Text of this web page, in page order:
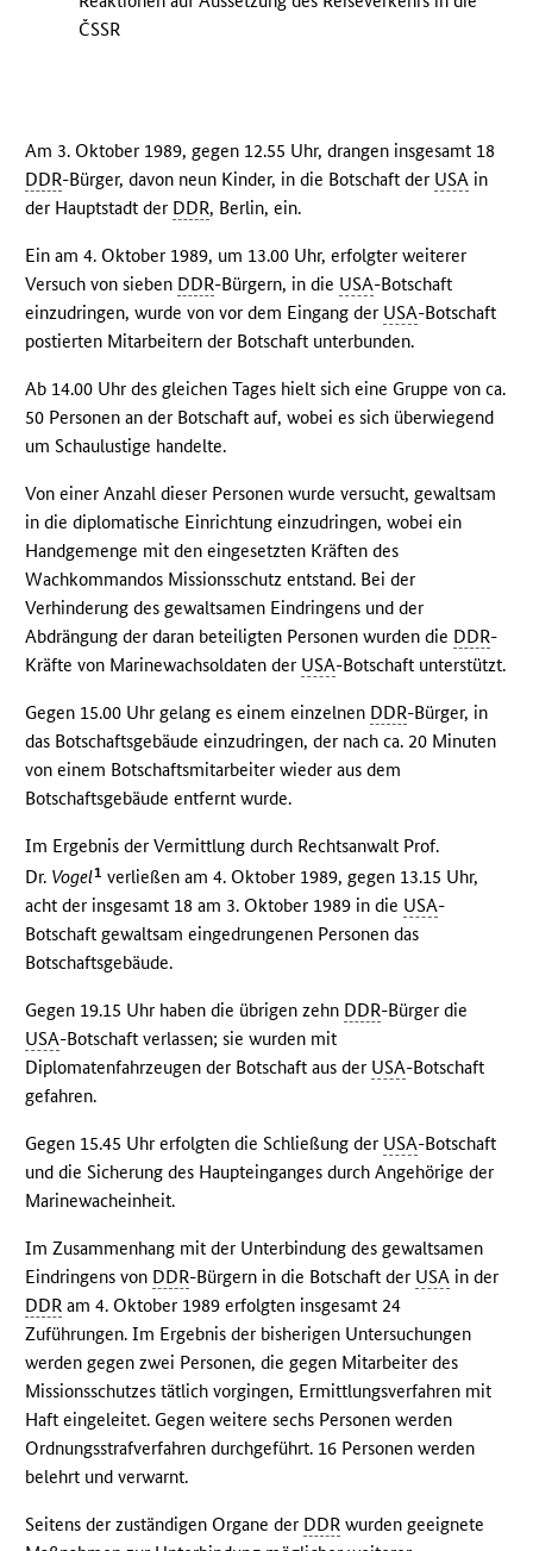
ČSSR
Am 3. Oktober 1989, gegen 12.55 Uhr, drangen insgesamt 18
DDR-Bürger, davon neun Kinder, in die Botschaft der USA in
der Hauptstadt der DDR, Berlin, ein.
Ein am 4. Oktober 1989, um 13.00 Uhr, erfolgter weiterer
Versuch von sieben DDR-Bürgern, in die USA-Botschaft
einzudringen, wurde von vor dem Eingang der USA-Botschaft
postierten Mitarbeitern der Botschaft unterbunden.
Ab 14.00 Uhr des gleichen Tages hielt sich eine Gruppe von ca.
50 Personen an der Botschaft auf, wobei es sich überwiegend
um Schaulustige handelte.
Von einer Anzahl dieser Personen wurde versucht, gewaltsam
in die diplomatische Einrichtung einzudringen, wobei ein
Handgemenge mit den eingesetzten Kräften des
Wachkommandos Missionsschutz entstand. Bei der
Verhinderung des gewaltsamen Eindringens und der
Abdrängung der daran beteiligten Personen wurden die DDR-
Kräfte von Marinewachsoldaten der USA-Botschaft unterstützt.
Gegen 15.00 Uhr gelang es einem einzelnen DDR-Bürger, in
das Botschaftsgebäude einzudringen, der nach ca. 20 Minuten
von einem Botschaftsmitarbeiter wieder aus dem
Botschaftsgebäude entfernt wurde.
Im Ergebnis der Vermittlung durch Rechtsanwalt Prof.
Dr. Vogel1 verließen am 4. Oktober 1989, gegen 13.15 Uhr,
acht der insgesamt 18 am 3. Oktober 1989 in die USA-
Botschaft gewaltsam eingedrungenen Personen das
Botschaftsgebäude.
Gegen 19.15 Uhr haben die übrigen zehn DDR-Bürger die
USA-Botschaft verlassen; sie wurden mit
Diplomatenfahrzeugen der Botschaft aus der USA-Botschaft
gefahren.
Gegen 15.45 Uhr erfolgten die Schließung der USA-Botschaft
und die Sicherung des Haupteinganges durch Angehörige der
Marinewacheinheit.
Im Zusammenhang mit der Unterbindung des gewaltsamen
Eindringens von DDR-Bürgern in die Botschaft der USA in der
DDR am 4. Oktober 1989 erfolgten insgesamt 24
Zuführungen. Im Ergebnis der bisherigen Untersuchungen
werden gegen zwei Personen, die gegen Mitarbeiter des
Missionsschutzes tätlich vorgingen, Ermittlungsverfahren mit
Haft eingeleitet. Gegen weitere sechs Personen werden
Ordnungsstrafverfahren durchgeführt. 16 Personen werden
belehrt und verwarnt.
Seitens der zuständigen Organe der DDR wurden geeignete